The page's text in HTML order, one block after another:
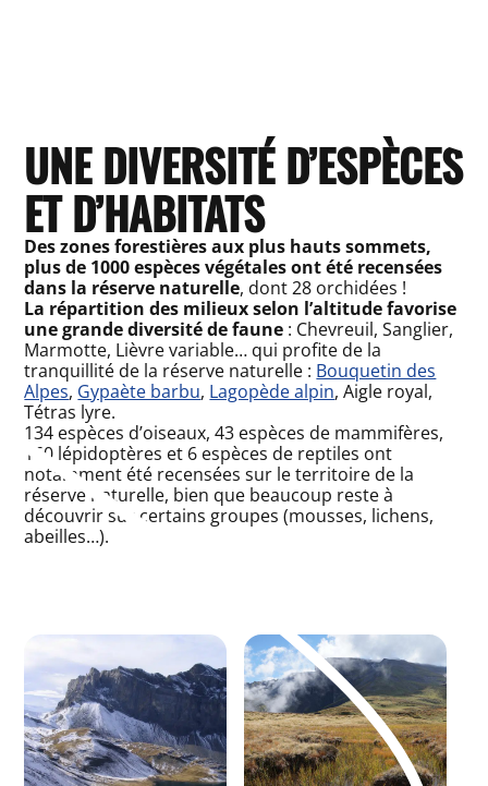
UNE DIVERSITÉ D’ESPÈCES
ET D’HABITATS
Des zones forestières aux plus hauts sommets,
plus de 1000 espèces végétales ont été recensées
dans la réserve naturelle, dont 28 orchidées !
La répartition des milieux selon l’altitude favorise
une grande diversité de faune : Chevreuil, Sanglier,
Marmotte, Lièvre variable… qui profite de la
tranquillité de la réserve naturelle : Bouquetin des
Alpes, Gypaète barbu, Lagopède alpin, Aigle royal,
Tétras lyre.
134 espèces d’oiseaux, 43 espèces de mammifères,
160 lépidoptères et 6 espèces de reptiles ont
notamment été recensées sur le territoire de la
réserve naturelle, bien que beaucoup reste à
découvrir sur certains groupes (mousses, lichens,
abeilles…).